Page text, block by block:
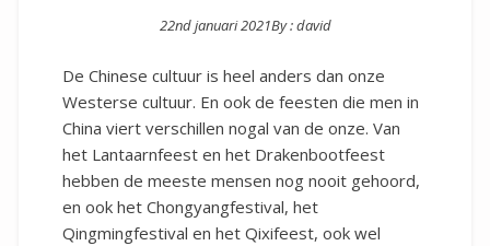
22nd januari 2021By :david
De Chinese cultuur is heel anders dan onze
Westerse cultuur. En ook de feesten die men in
China viert verschillen nogal van de onze. Van
het Lantaarnfeest en het Drakenbootfeest
hebben de meeste mensen nog nooit gehoord,
en ook het Chongyangfestival, het
Qingmingfestival en het Qixifeest, ook wel